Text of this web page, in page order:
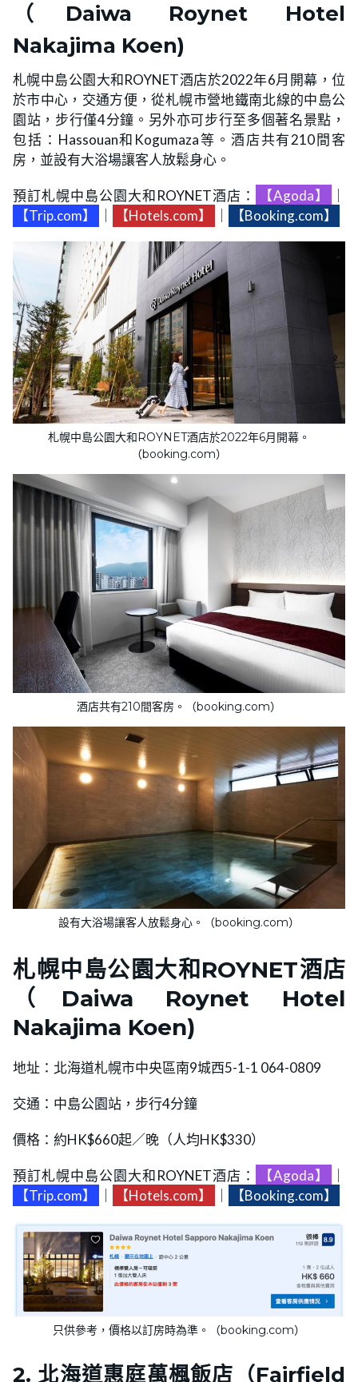
（Daiwa Roynet Hotel
Nakajima Koen)
札幌中島公園大和ROYNET酒店於2022年6月開幕，位
於市中心，交通方便，從札幌市營地鐵南北線的中島公
園站，步行僅4分鐘。另外亦可步行至多個著名景點，
包括：Hassouan和Kogumaza等。酒店共有210間客
房，並設有大浴場讓客人放鬆身心。
預訂札幌中島公園大和ROYNET酒店： 【Agoda】
【Trip.com】
【Hotels.com】 【Booking.com】
札幌中島公園大和ROYNET酒店於2022年6月開幕。
（booking.com）
酒店共有210間客房。（booking.com）
設有大浴場讓客人放鬆身心。（booking.com）
札幌中島公園大和ROYNET酒店
（Daiwa Roynet Hotel
Nakajima Koen)
地址：北海道札幌市中央區南9城西5-1-1 064-0809
交通：中島公園站，步行4分鐘
價格：約HK$660起／晚（人均HK$330）
預訂札幌中島公園大和ROYNET酒店： 【Agoda】
【Trip.com】
【Hotels.com】 【Booking.com】
只供參考，價格以訂房時為準。（booking.com）
2. 北海道惠庭萬楓飯店（Fairfield